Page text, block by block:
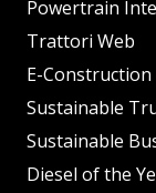
Powertrain
Trattori Web
E-Construction
Sustainable
Sustainable
Diesel of the